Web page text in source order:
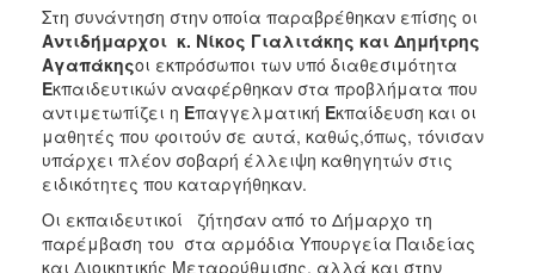
2006
ΔΗΜΟΤΗΣ
ΕΠΙΣΚΕΠΤΗΣ
ΗΡΑΚΛΕΙΟ
Στη συνάντηση στην οποία παραβρέθηκαν επίσης οι
Αντιδήμαρχοι κ. Νίκος Γιαλιτάκης και Δημήτρης
Αγαπάκηςοι εκπρόσωποι των υπό διαθεσιμότητα
Εκπαιδευτικών αναφέρθηκαν στα προβλήματα που
αντιμετωπίζει η Επαγγελματική Εκπαίδευση και οι
μαθητές που φοιτούν σε αυτά, καθώς,όπως, τόνισαν
υπάρχει πλέον σοβαρή έλλειψη καθηγητών στις
ειδικότητες που καταργήθηκαν.
Οι εκπαιδευτικοί ζήτησαν από το Δήμαρχο τη
παρέμβαση του στα αρμόδια Υπουργεία Παιδείας
και Διοικητικής Μεταρρύθμισης, αλλά και στην